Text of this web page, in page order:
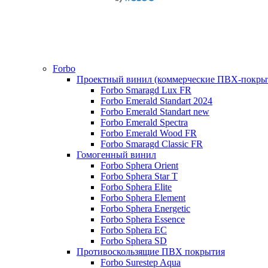
Forbo
Проектный винил (коммерческие ПВХ-
Forbo Smaragd Lux FR
Forbo Emerald Standart 2024
Forbo Emerald Standart new
Forbo Emerald Spectra
Forbo Emerald Wood FR
Forbo Smaragd Classic FR
Гомогенный винил
Forbo Sphera Orient
Forbo Sphera Star T
Forbo Sphera Elite
Forbo Sphera Element
Forbo Sphera Energetic
Forbo Sphera Essence
Forbo Sphera EC
Forbo Sphera SD
Противоскользящие ПВХ покрытия
Forbo Surestep Aqua